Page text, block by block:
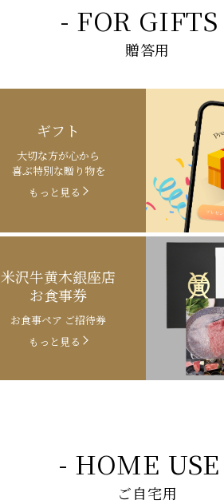
- FOR GIFTS
贈答用
ギフト
大切な方が心から
喜ぶ特別な贈り物を
もっと見る
米沢牛黄木銀座店
お食事券
お食事ペア ご招待券
もっと見る
- HOME
ご自宅用